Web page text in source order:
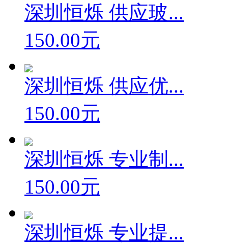
深圳恒烁 供应玻...
150.00元
深圳恒烁 供应优...
150.00元
深圳恒烁 专业制...
150.00元
深圳恒烁 专业提...